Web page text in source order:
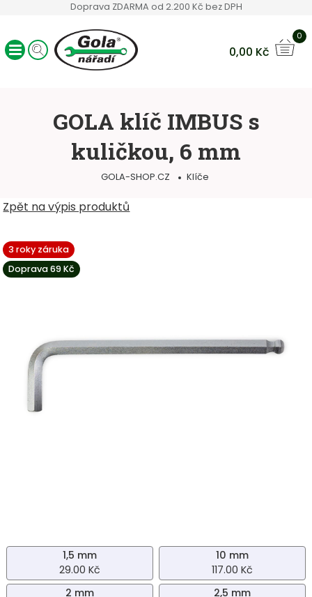
Doprava ZDARMA od 2.200 Kč bez DPH
0,00 Kč
0
Ruční nářadí
Hlavice a bity
Klíče
Servisní vozíky
Ostatní sortiment
GOLA klíč IMBUS s
kuličkou, 6 mm
GOLA-SHOP.CZ Klíče
Zpět na výpis produktů
3 roky záruka
Doprava 69 Kč
1,5 mm
29.00 Kč
10 mm
117.00 Kč
2 mm
2,5 mm